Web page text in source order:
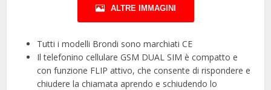
ALTRE IMMAGINI
Tutti i modelli Brondi sono marchiati CE
Il telefonino cellulare GSM DUAL SIM è compatto e
con funzione FLIP attivo, che consente di rispondere e
chiudere la chiamata aprendo e schiudendo lo